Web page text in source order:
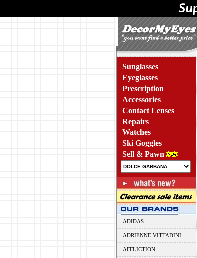
Sunglasses
Eyeglasses
Prescription
Accessories
Contact Lenses
Repairs
Watches
Ski Goggles
Sell & Pawn
ADIDAS
ADRIENNE VITTADINI
AFFLICTION